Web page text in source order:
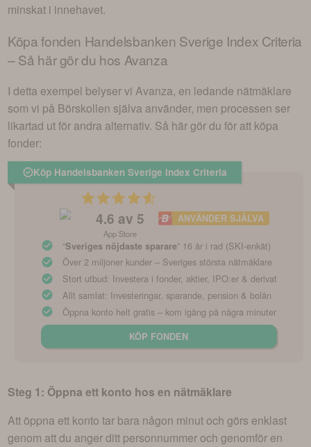
minskat i innehavet.
Köpa fonden Handelsbanken Sverige Index Criteria
– Så här gör du hos Avanza
I detta exempel belyser vi Avanza, en ledande nätmäklare
som vi på Börskollen själva använder, men processen ser
likartad ut för andra alternativ. Så här gör du för att köpa
fonder:
Köp Handelsbanken Sverige Index Criteria
4.6 av 5
App Store
ANVÄNDER SJÄLVA
“Sveriges nöjdaste sparare” 16 år i rad (SKI-enkät)
Över 2 miljoner kunder – Sveriges största nätmäklare
Stort utbud: Investera i fonder, aktier, IPO:er & derivat
Allt samlat: Investeringar, sparande, pension & bolån
Öppna konto helt gratis – kom igång på några minuter
KÖP FONDEN
Steg 1: Öppna ett konto hos en nätmäklare
Att öppna ett konto tar bara någon minut och görs enklast
genom att du anger ditt personnummer och genomför en